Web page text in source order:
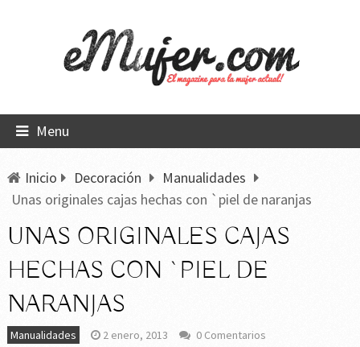
Menu
Inicio Decoración
Manualidades
Unas originales cajas hechas con `piel de naranjas
UNAS ORIGINALES CAJAS
HECHAS CON `PIEL DE
NARANJAS
Manualidades 2 enero, 2013
0 Comentarios